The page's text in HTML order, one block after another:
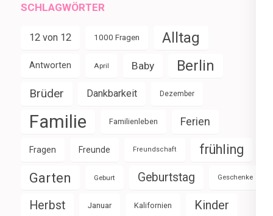
SCHLAGWÖRTER
12 von 12 1000 Fragen Alltag
Antworten April Baby Berlin
Brüder Dankbarkeit Dezember
Familie Familienleben Ferien
Fragen Freunde Freundschaft frühling
Garten Geburt Geburtstag Geschenke
Herbst Januar Kalifornien Kinder